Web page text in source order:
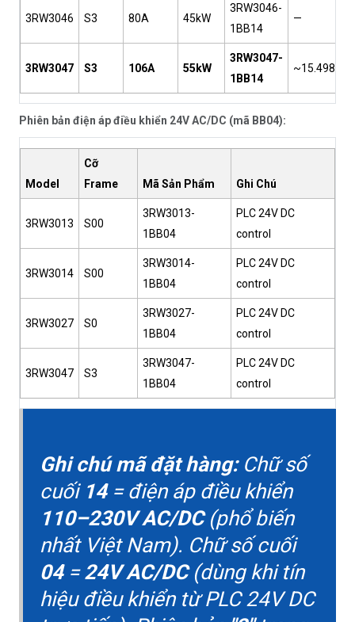
3RW3046 S3 80A 45kW
3RW3046-
1BB14
—
3RW3047 S3 106A 55kW
3RW3047-
1BB14
Phiên bản điện áp điều khiển 24V AC/DC (mã BB04):
Model
Cỡ
Frame
Mã Sản Phẩm Ghi Chú
3RW3013 S00
3RW3013-
1BB04
PLC 24V DC
control
3RW3014 S00
3RW3014-
1BB04
PLC 24V DC
control
3RW3027 S0
3RW3027-
1BB04
PLC 24V DC
control
3RW3047 S3
3RW3047-
1BB04
PLC 24V DC
control
Ghi chú mã đặt hàng:Chữ số
cuối 14= điện áp điều khiển
110–230V AC/DC(phổ biến
nhất Việt Nam). Chữ số cuối
04=24V AC/DC(dùng khi tín
hiệu điều khiển từ PLC 24V DC